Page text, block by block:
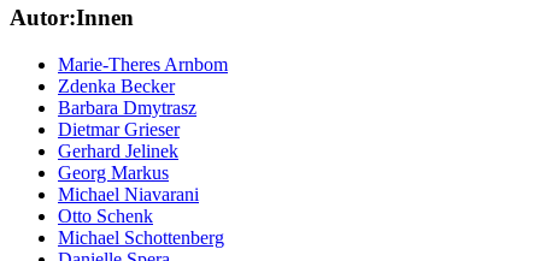
Autor:Innen
Marie-Theres Arnbom
Zdenka Becker
Barbara Dmytrasz
Dietmar Grieser
Gerhard Jelinek
Georg Markus
Michael Niavarani
Otto Schenk
Michael Schottenberg